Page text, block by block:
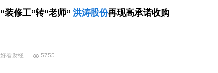
“装修工”转“老师” 洪涛股份再现高承诺收购
好看财经 5755